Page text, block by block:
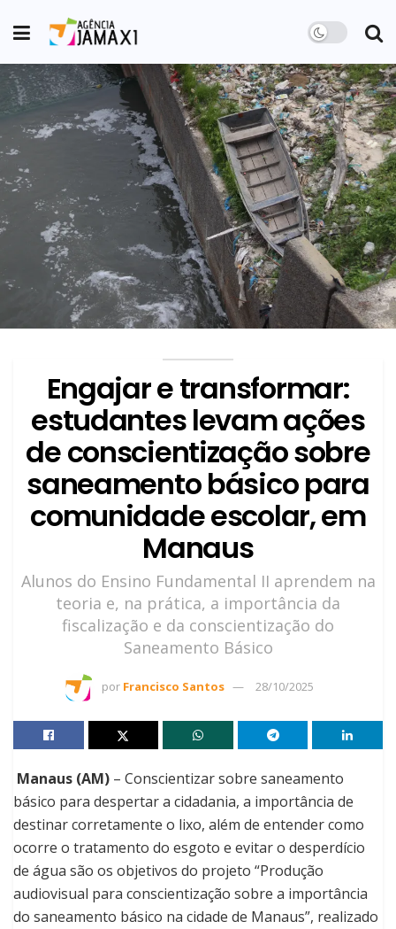
Engajar e transformar:
estudantes levam ações
de conscientização sobre
saneamento básico para
comunidade escolar, em
Manaus
Alunos do Ensino Fundamental II aprendem na
teoria e, na prática, a importância da
fiscalização e da conscientização do
Saneamento Básico
por Francisco Santos 28/10/2025
Manaus (AM) – Conscientizar sobre saneamento
básico para despertar a cidadania, a importância de
destinar corretamente o lixo, além de entender como
ocorre o tratamento do esgoto e evitar o desperdício
de água são os objetivos do projeto “Produção
audiovisual para conscientização sobre a importância
do saneamento básico na cidade de Manaus”, realizado